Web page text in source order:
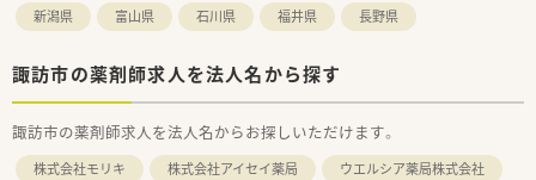
新潟県 富山県 石川県 福井県 長野県
諏訪市の薬剤師求人を法人名から探す
諏訪市の薬剤師求人を法人名からお探しいただけます。
株式会社モリキ 株式会社アイセイ薬局
ウエルシア薬局株式会社